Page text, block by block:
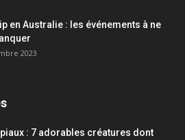
en Australie : les événements à ne
2023
: 7 adorables créatures dont